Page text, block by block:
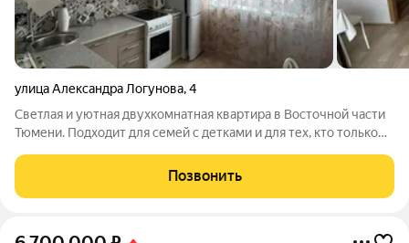
улица Александра Логунова,4
Светлая и уютная двухкомнатная квартира в Восточной части
Тюмени. Подходит для семей с детками и для тех, кто только
рядом с ТРЦ «Солнечный» . Всё, что нужно для жизни
магазины, кинотеатр,
Позвонить